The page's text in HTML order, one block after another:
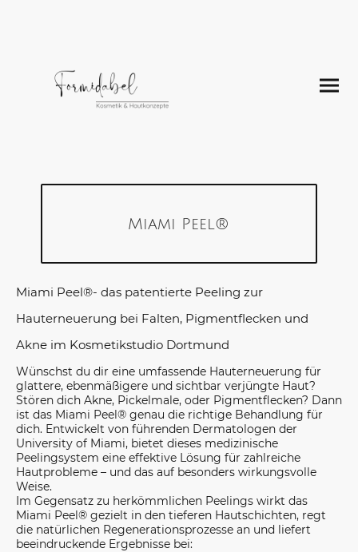
Miami Peel®
Miami Peel®- das patentierte Peeling zur
Hauterneuerung bei Falten, Pigmentflecken und
Akne im Kosmetikstudio Dortmund
Wünschst du dir eine umfassende Hauterneuerung für
glattere, ebenmäßigere und sichtbar verjüngte Haut?
Stören dich Akne, Pickelmale, oder Pigmentflecken? Dann
ist das Miami Peel® genau die richtige Behandlung für
dich. Entwickelt von führenden Dermatologen der
University of Miami, bietet dieses medizinische
Peelingsystem eine effektive Lösung für zahlreiche
Hautprobleme – und das auf besonders wirkungsvolle
Weise.
Im Gegensatz zu herkömmlichen Peelings wirkt das
Miami Peel® gezielt in den tieferen Hautschichten, regt
die natürlichen Regenerationsprozesse an und liefert
beeindruckende Ergebnisse bei: